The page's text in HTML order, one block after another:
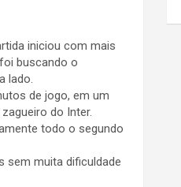
iniciou com mais
buscando o
lado.
de jogo, em um
do Inter.
todo o segundo
sem muita dificuldade